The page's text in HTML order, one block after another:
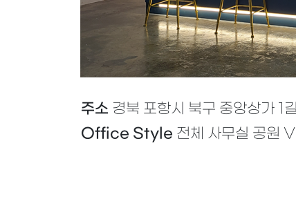
주소 경북 포항시 북구 중앙상가 1
Office Style 전체 사무실 공원